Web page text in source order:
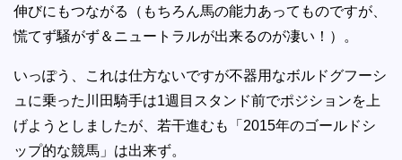
伸びにもつながる（もちろん馬の能力あってものですが、
慌てず騒がず＆ニュートラルが出来るのが凄い！）。
いっぽう、これは仕方ないですが不器用なボルドグフーシ
ュに乗った川田騎手は1週目スタンド前でポジションを上
げようとしましたが、若干進むも「2015年のゴールドシ
ップ的な競馬」は出来ず。